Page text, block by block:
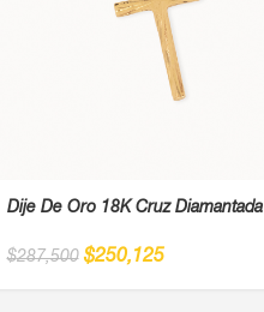
Dije De Oro 18K Cruz Diamantada
$287,500 $250,125